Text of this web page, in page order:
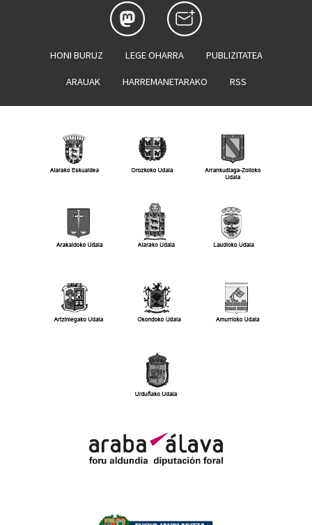
HONI BURUZ LEGE OHARRA PUBLIZITATEA
ARAUAK HARREMANETARAKO RSS